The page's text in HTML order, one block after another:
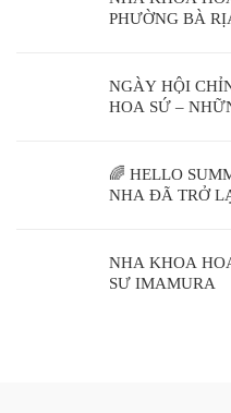
PHƯỜNG BÀ
NGÀY HỘI
HOA SỨ –
🌈 HELLO
NHA ĐÃ TRỞ
NHA KHOA
SƯ IMAMURA